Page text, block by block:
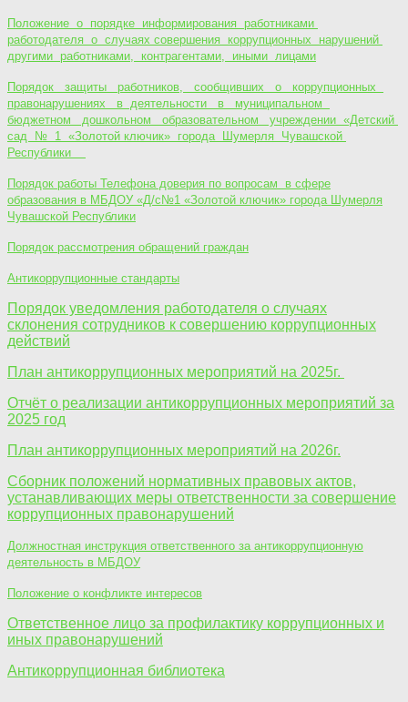
Положение о порядке информирования работниками
работодателя о случаях совершения коррупционных нарушений
другими работниками, контрагентами, иными лицами
Порядок защиты работников, сообщивших о коррупционных
правонарушениях в деятельности в муниципальном
бюджетном дошкольном образовательном учреждении «Детский
сад № 1 «Золотой ключик» города Шумерля Чувашской
Республики
Порядок работы Телефона доверия по вопросам в сфере
образования в МБДОУ «Д/с№1 «Золотой ключик» города Шумерля
Чувашской Республики
Порядок рассмотрения обращений граждан
Антикоррупционные стандарты
Порядок уведомления работодателя о случаях
склонения сотрудников к совершению коррупционных
действий
План антикоррупционных мероприятий на 2025г.
Отчёт о реализации антикоррупционных мероприятий за
2025 год
План антикоррупционных мероприятий на 2026г.
Сборник положений нормативных правовых актов,
устанавливающих меры ответственности за совершение
коррупционных правонарушений
Должностная инструкция ответственного за антикоррупционную
деятельность в МБДОУ
Положение о конфликте интересов
Ответственное лицо за профилактику коррупционных и
иных правонарушений
Антикоррупционная библиотека